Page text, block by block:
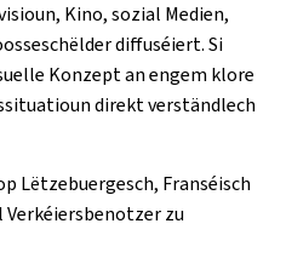
Kino, sozial Medien,
diffuséiert. Si
Konzept an engem klore
direkt verständlech
Lëtzebuergesch, Franséisch
zu